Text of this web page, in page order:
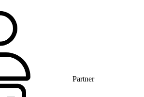
Partner